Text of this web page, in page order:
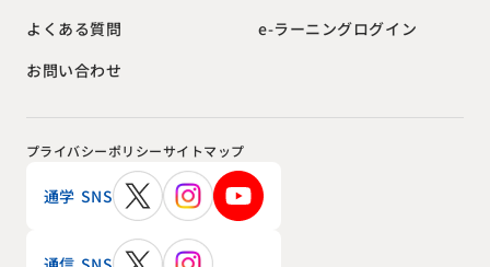
よくある質問
e-ラーニングログイン
お問い合わせ
プライバシーポリシーサイトマップ
通学 SNS